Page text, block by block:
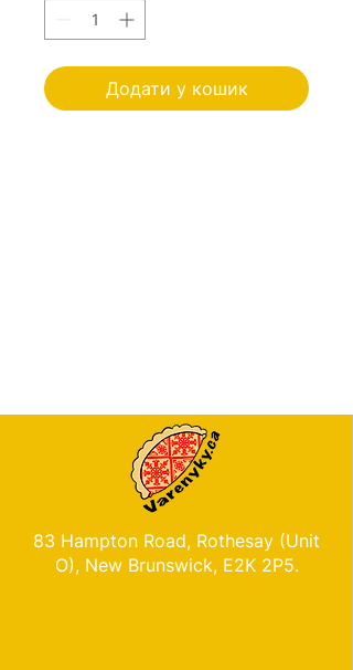
Додати у кошик
83 Hampton Road, Rothesay (Unit
O), New Brunswick, E2K 2P5.